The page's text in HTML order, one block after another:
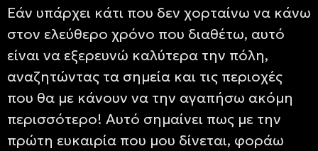
Εάν υπάρχει κάτι που δεν χορταίνω να κάνω
στον ελεύθερο χρόνο που διαθέτω, αυτό
είναι να εξερευνώ καλύτερα την πόλη,
αναζητώντας τα σημεία και τις περιοχές
που θα με κάνουν να την αγαπήσω ακόμη
περισσότερο! Αυτό σημαίνει πως με την
πρώτη ευκαιρία που μου δίνεται, φοράω